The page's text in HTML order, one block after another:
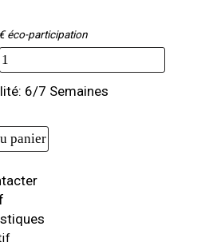
éco-participation
6/7 Semaines